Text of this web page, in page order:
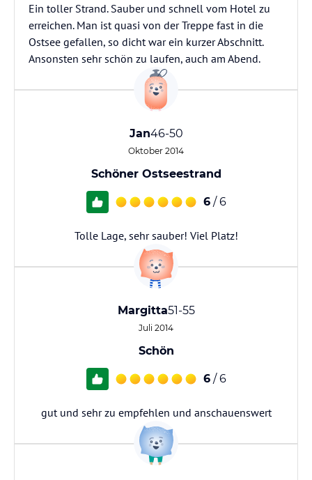
Ein toller Strand. Sauber und schnell vom Hotel zu
erreichen. Man ist quasi von der Treppe fast in die
Ostsee gefallen, so dicht war ein kurzer Abschnitt.
Ansonsten sehr schön zu laufen, auch am Abend.
Jan46-50
Oktober 2014
Schöner Ostseestrand
6 / 6
Tolle Lage, sehr sauber! Viel Platz!
Margitta51-55
Juli 2014
Schön
6 / 6
gut und sehr zu empfehlen und anschauenswert